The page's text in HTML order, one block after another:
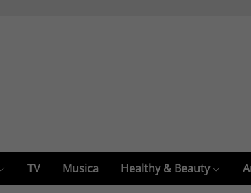
TV Musica Healthy & Beauty